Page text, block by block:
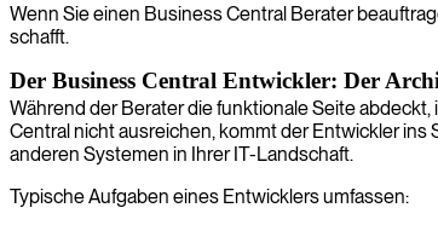
Wenn Sie einen Business Central Berater
schafft.
Der Business Central Entwickler: Der
Während der Berater die funktionale Seite
Central nicht ausreichen, kommt der Entwickler
anderen Systemen in Ihrer IT-Landschaft.
Typische Aufgaben eines Entwicklers umfassen: